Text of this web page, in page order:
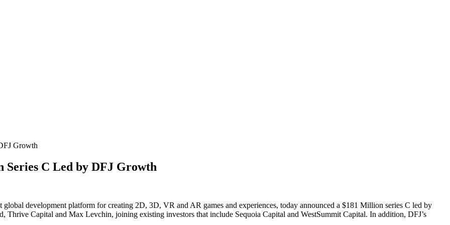
Growth
Series C Led by DFJ Growth
global development platform for creating 2D, 3D, VR and AR games and experiences, today announced a $181 Million series C led by
Capital and Max Levchin, joining existing investors that include Sequoia Capital and WestSummit Capital. In addition, DFJ’s